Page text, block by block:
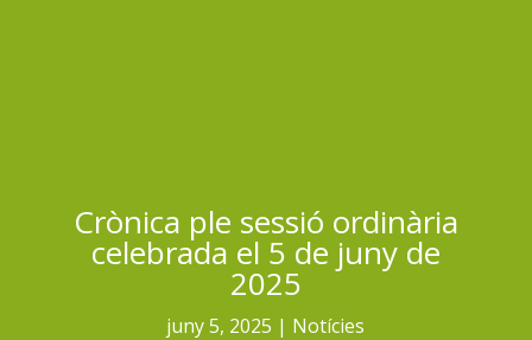
Crònica ple sessió ordinària
celebrada el 5 de juny de
2025
juny 5, 2025 Notícies